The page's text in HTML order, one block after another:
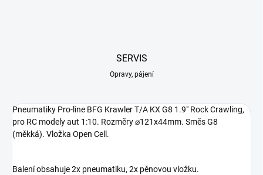
SERVIS
Opravy, pájení
Pneumatiky Pro-line BFG Krawler T/A KX G8 1.9" Rock Crawling,
pro RC modely aut 1:10. Rozměry ⌀121x44mm. Směs G8
(měkká). Vložka Open Cell.
Balení obsahuje 2x pneumatiku, 2x pěnovou vložku.